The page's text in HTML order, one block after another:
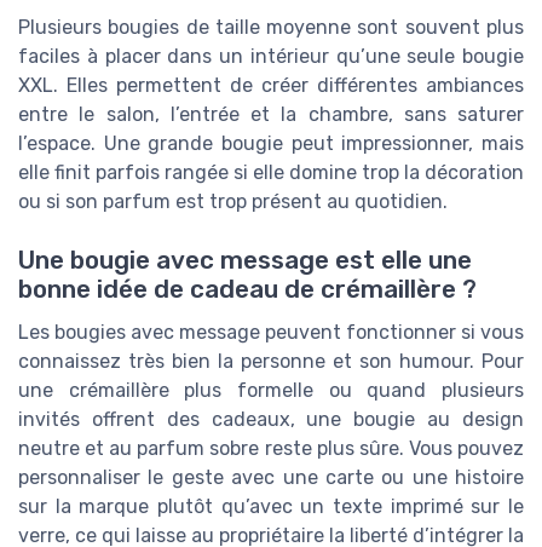
Plusieurs bougies de taille moyenne sont souvent plus
faciles à placer dans un intérieur qu’une seule bougie
XXL. Elles permettent de créer différentes ambiances
entre le salon, l’entrée et la chambre, sans saturer
l’espace. Une grande bougie peut impressionner, mais
elle finit parfois rangée si elle domine trop la décoration
ou si son parfum est trop présent au quotidien.
Une bougie avec message est elle une
bonne idée de cadeau de crémaillère ?
Les bougies avec message peuvent fonctionner si vous
connaissez très bien la personne et son humour. Pour
une crémaillère plus formelle ou quand plusieurs
invités offrent des cadeaux, une bougie au design
neutre et au parfum sobre reste plus sûre. Vous pouvez
personnaliser le geste avec une carte ou une histoire
sur la marque plutôt qu’avec un texte imprimé sur le
verre, ce qui laisse au propriétaire la liberté d’intégrer la